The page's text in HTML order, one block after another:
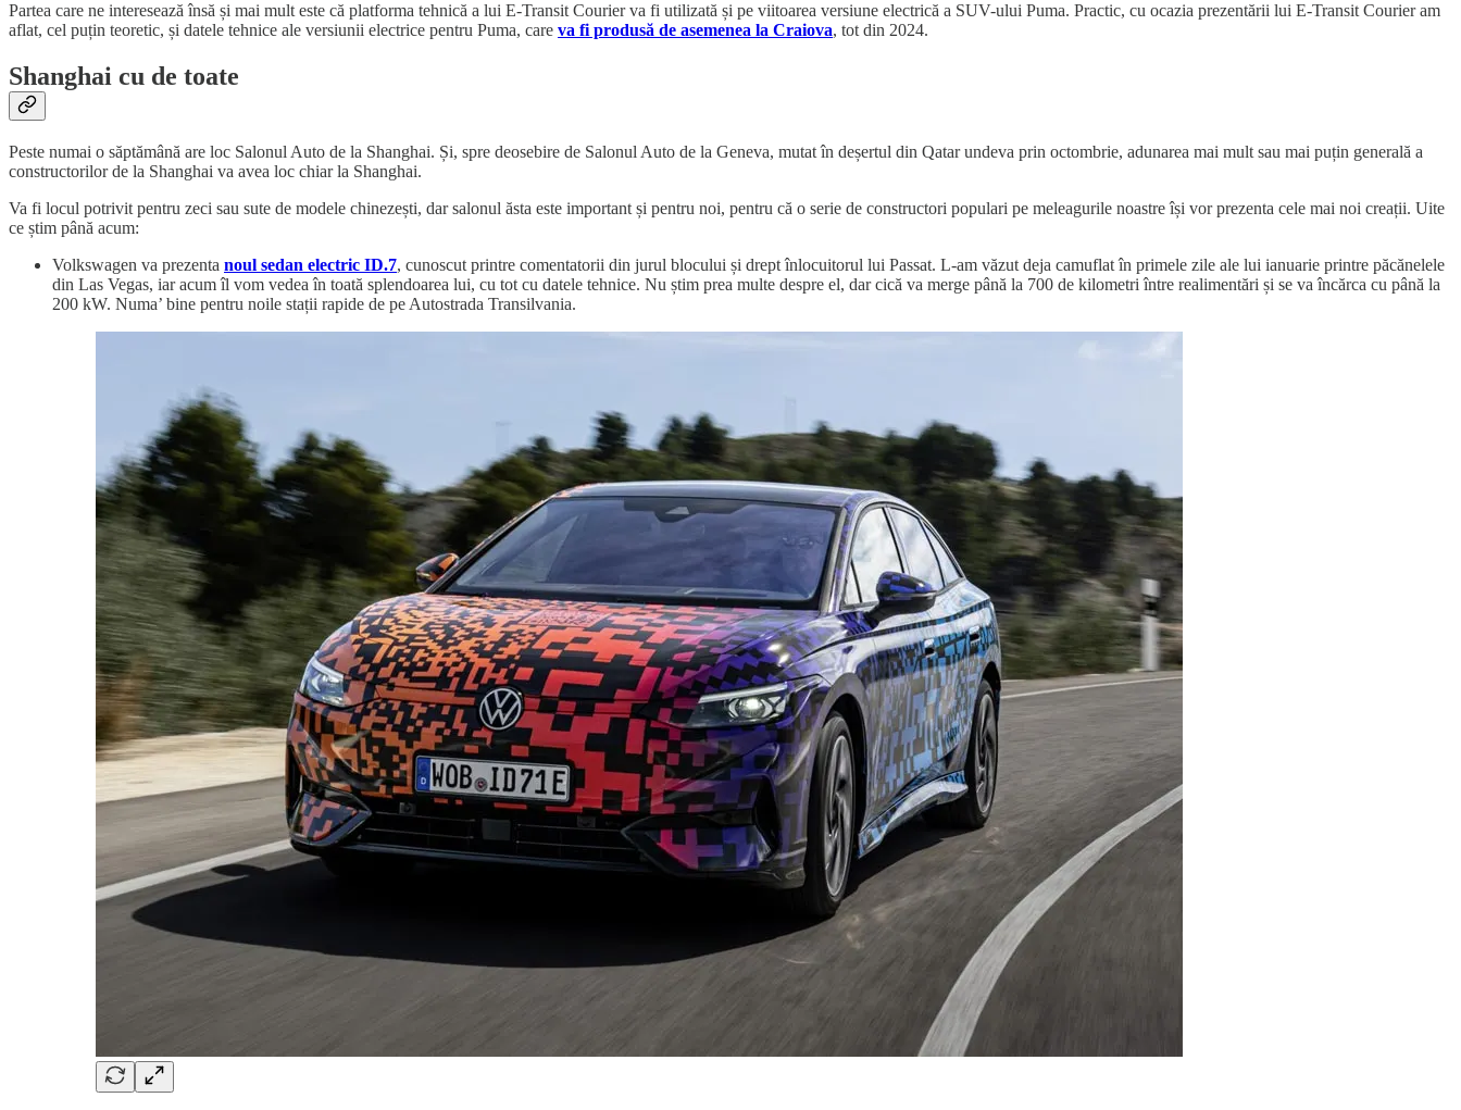
Partea care ne interesează însă și mai mult este că platforma tehnică a lui E-Transit Courier va fi utilizată și pe viitoarea versiune electrică a SUV-ului Puma. Practic, cu ocazia prezentării lui E-Transit Courier am
aflat, cel puțin teoretic, și datele tehnice ale versiunii electrice pentru Puma, care va fi produsă de asemenea la Craiova, tot din 2024.
Shanghai cu de toate
Peste numai o săptămână are loc Salonul Auto de la Shanghai. Și, spre deosebire de Salonul Auto de la Geneva, mutat în deșertul din Qatar undeva prin octombrie, adunarea mai mult sau mai puțin generală a
constructorilor de la Shanghai va avea loc chiar la Shanghai.
Va fi locul potrivit pentru zeci sau sute de modele chinezești, dar salonul ăsta este important și pentru noi, pentru că o serie de constructori populari pe meleagurile noastre își vor prezenta cele mai noi creații. Uite
ce știm până acum:
Volkswagen va prezenta noul sedan electric ID.7, cunoscut printre comentatorii din jurul blocului și drept înlocuitorul lui Passat. L-am văzut deja camuflat în primele zile ale lui ianuarie printre păcănelele
din Las Vegas, iar acum îl vom vedea în toată splendoarea lui, cu tot cu datele tehnice. Nu știm prea multe despre el, dar cică va merge până la 700 de kilometri între realimentări și se va încărca cu până la
200 kW. Numa’ bine pentru noile stații rapide de pe Autostrada Transilvania.